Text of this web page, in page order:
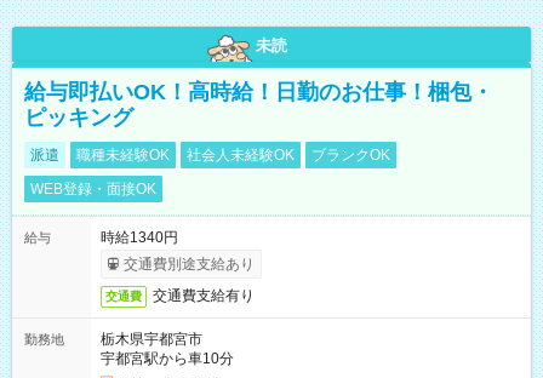
未読
給与即払いOK！高時給！日勤のお仕事！梱包・
ピッキング
派遣 職種未経験OK 社会人未経験OK
ブランクOK
WEB登録・面接OK
給与
時給1340円
交通費別途支給あり
交通費 交通費支給有り
勤務地
栃木県宇都宮市
宇都宮駅から車10分